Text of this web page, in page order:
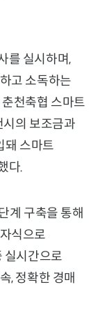
를 실시하며,
고 소독하는
천축협 스마트
의 보조금과
돼 스마트
다.
계 구축을 통해
식으로
실시간으로
, 정확한 경매